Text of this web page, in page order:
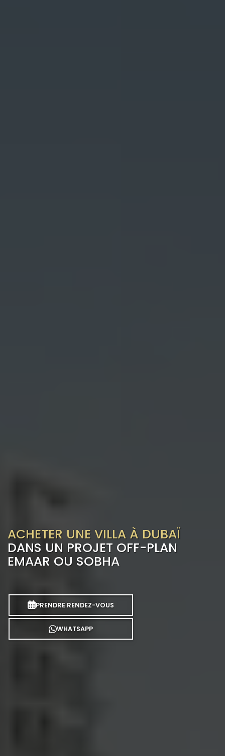
ACHETER UNE VILLA À DUBAÏ
DANS UN PROJET OFF-PLAN
EMAAR OU SOBHA
PRENDRE RENDEZ-VOUS
WHATSAPP